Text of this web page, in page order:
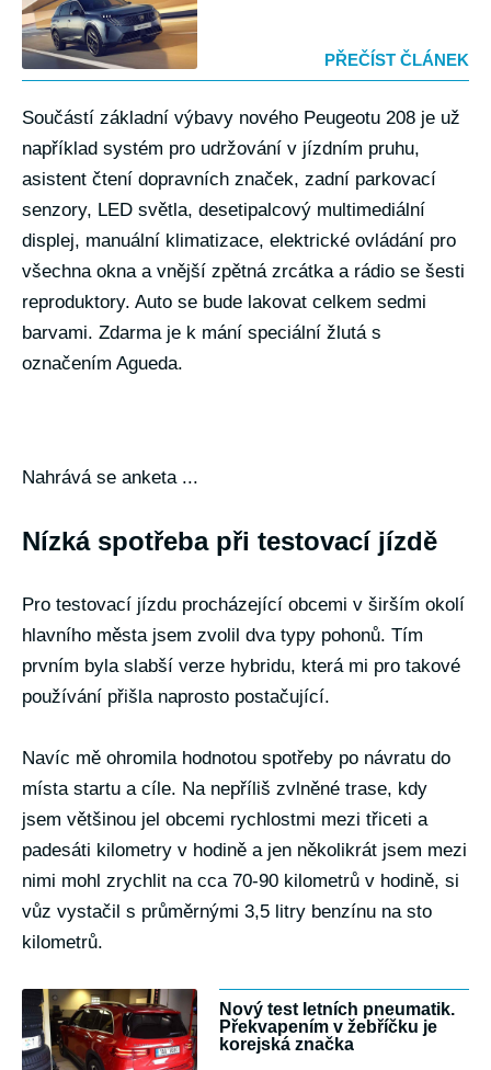
PŘEČÍST ČLÁNEK
Součástí základní výbavy nového Peugeotu 208 je už
například systém pro udržování v jízdním pruhu,
asistent čtení dopravních značek, zadní parkovací
senzory, LED světla, desetipalcový multimediální
displej, manuální klimatizace, elektrické ovládání pro
všechna okna a vnější zpětná zrcátka a rádio se šesti
reproduktory. Auto se bude lakovat celkem sedmi
barvami. Zdarma je k mání speciální žlutá s
označením Agueda.
Nahrává se anketa ...
Nízká spotřeba při testovací jízdě
Pro testovací jízdu procházející obcemi v širším okolí
hlavního města jsem zvolil dva typy pohonů. Tím
prvním byla slabší verze hybridu, která mi pro takové
používání přišla naprosto postačující.
Navíc mě ohromila hodnotou spotřeby po návratu do
místa startu a cíle. Na nepříliš zvlněné trase, kdy
jsem většinou jel obcemi rychlostmi mezi třiceti a
padesáti kilometry v hodině a jen několikrát jsem mezi
nimi mohl zrychlit na cca 70-90 kilometrů v hodině, si
vůz vystačil s průměrnými 3,5 litry benzínu na sto
kilometrů.
Nový test letních pneumatik.
Překvapením v žebříčku je
korejská značka